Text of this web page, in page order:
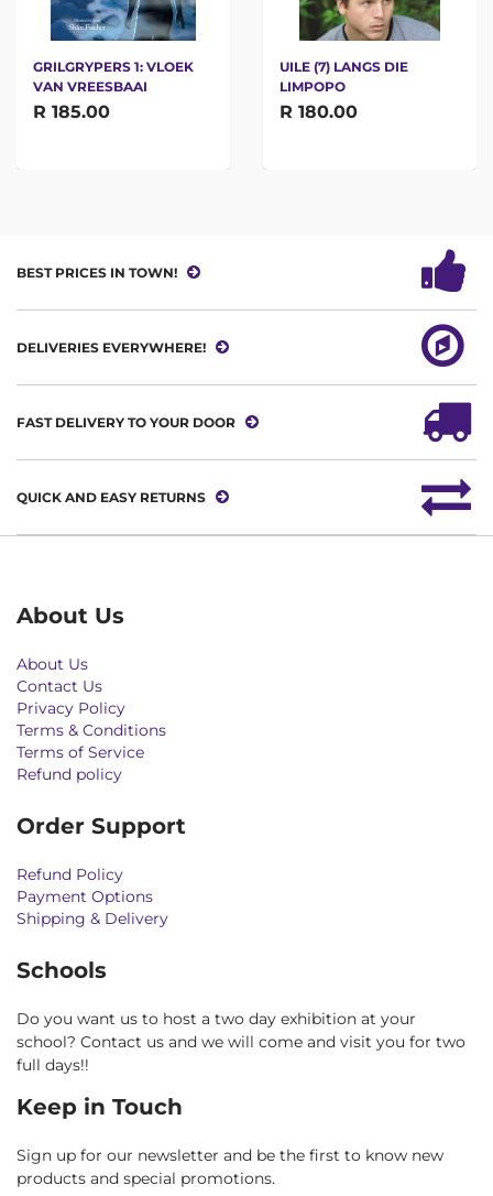
GRILGRYPERS 1: VLOEK
VAN VREESBAAI
R 185.00
UILE (7) LANGS DIE
LIMPOPO
R 180.00
BEST PRICES IN TOWN!
DELIVERIES EVERYWHERE!
FAST DELIVERY TO YOUR DOOR
QUICK AND EASY RETURNS
About Us
About Us
Contact Us
Privacy Policy
Terms & Conditions
Terms of Service
Refund policy
Order Support
Refund Policy
Payment Options
Shipping & Delivery
Schools
Do you want us to host a two day exhibition at your
school? Contact us and we will come and visit you for two
full days!!
Keep in Touch
Sign up for our newsletter and be the first to know new
products and special promotions.